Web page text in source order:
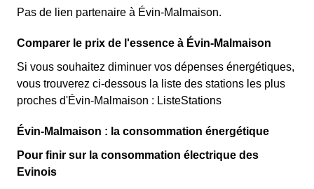
Pas de lien partenaire à Évin-Malmaison.
Comparer le prix de l'essence à Évin-Malmaison
Si vous souhaitez diminuer vos dépenses énergétiques,
vous trouverez ci-dessous la liste des stations les plus
proches d'Évin-Malmaison : ListeStations
Évin-Malmaison : la consommation énergétique
Pour finir sur la consommation électrique des
Evinois